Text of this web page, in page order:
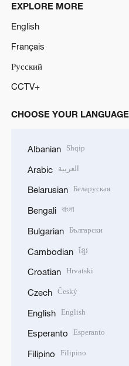
EXPLORE MORE
English
Français
Русский
CCTV+
CHOOSE YOUR LANGUAGE
Albanian Shqip
Arabic العربية
Belarusian Беларуская
Bengali বাংলা
Bulgarian Български
Cambodian ខ្មែរ
Croatian Hrvatski
Czech Český
English English
Esperanto Esperanto
Filipino Filipino